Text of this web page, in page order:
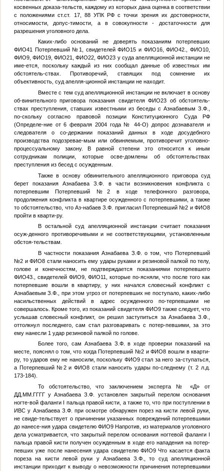
косвенных доказа-тельств, каждому из которых дана оценка в соответствии
с положениями ст.ст. 17, 88 УПК РФ с точки зрения их достоверности,
относимости, допус-тимости, а в совокупности - достаточности для
разрешения уголовного дела.
Каких-либо оснований не доверять показаниям потерпевших
ФИО41 Потерпевший №1, свидетелейФИО15 и ФИО16,ФИО42.,ФИО10,
ФИО9,ФИО19,ФИО21,ФИО22,ФИО23 у суда апелляционной инстанции не
име-ется, поскольку каждый из них сообщал данные об известных им
обстоятель-ствах. Противоречий, ставящих под сомнение их
объективность, суд апелля-ционной инстанции не находит.
Вместе с тем суд апелляционной инстанции не включает в основу
об-винительного приговора показания свидетеляФИО23 об обстоятель-
ствах преступления, ставших известными из беседы с Азнабаевым З.Ф.,
по-скольку согласно правовой позиции Конституционного Суда РФ
(Определе-ние от 6 февраля 2004 года № 44-О) допрос дознавателя и
следователя о со-держании показаний данных в ходе досудебного
производства подозревае-мым или обвиняемым, противоречит уголовно-
процессуальному закону. В равной степени это относится к иным
сотрудникам полиции, которые осве-домлены об обстоятельствах
преступления из бесед с осужденным.
Также в основу обвинительного апелляционного приговора суд
берет показания Азнабаева З.Ф. в части возникновения конфликта с
потерпевшимПотерпевший №2 в ходе телефонного разговора,
продолжения конфликта в квартире осужденного с потерпевшими, а также
то обстоятельство, что Аз-набаев З.Ф. пригласил Потерпевший №2 иФИО8
пройти в кварти-ру.
В остальной суд апелляционной инстанции считает показания
осуж-денного противоречивыми и не соответствующими, установленным
обстоя-тельствам.
В частности показания Азнабаева З.Ф. о том, чтоПотерпевший
№2 иФИО8 стали наносить ему удары руками и резиновой палкой по телу,
голове и конечностям, не подтверждается показаниями потерпевшего
ФИО43., свидетелей ФИО9 ,ФИО11
, которые по-ясняли, что после того как
потерпевшие вошли в квартиру, у них начался словесный конфликт с
Азнабаевым З.Ф., при этом угроз от потерпевших не поступало, каких-либо
насильственных действий в адрес осужденного по-терпевшими не
совершалось. Кроме того, из показаний свидетеля ФИО9также следует, что
услышав словесный конфликт, он решил заступиться за Азнабаева З.Ф.,
оттолкнул последнего, сам стал разговаривать с потер-певшими, за это
ему нанесли 1 удар резиновой палкой по голове.
Более того, сам Азнабаева З.Ф. в ходе проверки показаний на
месте, пояснял о том, что когда Потерпевший №2 иФИО8 вошли в кварти-
ру, то ударов ему не наносили, поскольку ФИО9стал за него за-ступаться,
а Потерпевший №2и ФИО8стали наносить удары по-следнему (т. 2 л.д.
173-184).
То обстоятельство, что заключением эксперта
№
«Д» от
ДД.ММ.ГГГГу Азнабаева З.Ф. установлен закрытый перелом основания
ногте-вой фаланги І пальца правой кисти, а также то, что при поступлении в
ИВС у Азнабаева З.Ф. при осмотре обнаружен порез на кисти левой руки,
не свиде-тельствует о причинении указанных повреждений потерпевшими
до нанесе-ния удара свидетелю ФИО9 Напротив, из материалов уголовного
дела усматривается, что закрытый перелом основания ногтевой фаланги І
пальца правой кисти получен осужденным в ходе его нападения на потер-
певших уже после нанесения удара свидетелюФИО9 Что касается факта
пореза на кисти левой руки у Азнабаева З.Ф., то суд апелляционной
инстанции приходит к выводу о невозможности причинения потерпевшими